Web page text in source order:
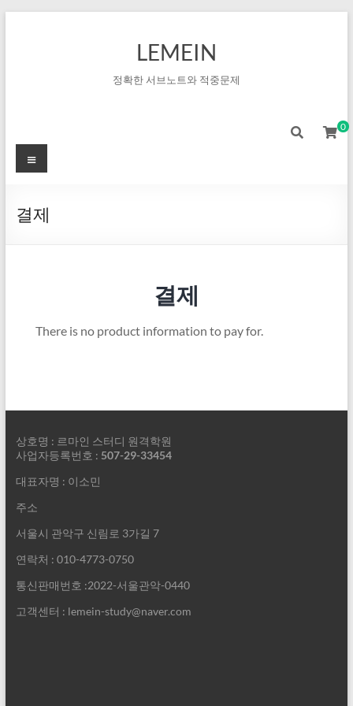
LEMEIN
정확한 서브노트와 적중문제
0
결제
결제
There is no product information to pay for.
상호명 : 르마인 스터디 원격학원
사업자등록번호 : 507-29-33454
대표자명 : 이소민
주소
서울시 관악구 신림로 3가길 7
연락처 : 010-4773-0750
통신판매번호 :2022-서울관악-0440
고객센터 : lemein-study@naver.com